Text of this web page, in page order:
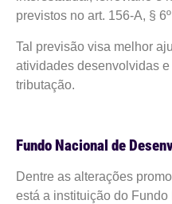
previstos no art. 156-A, §
Tal previsão visa melhor
atividades desenvolvidas
tributação.
Fundo Nacional de
Dentre as alterações
está a instituição do Fundo